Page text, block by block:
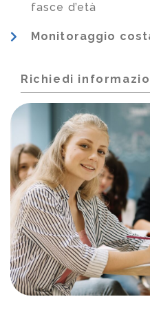
fasce d’età
Monitoraggio
Richiedi